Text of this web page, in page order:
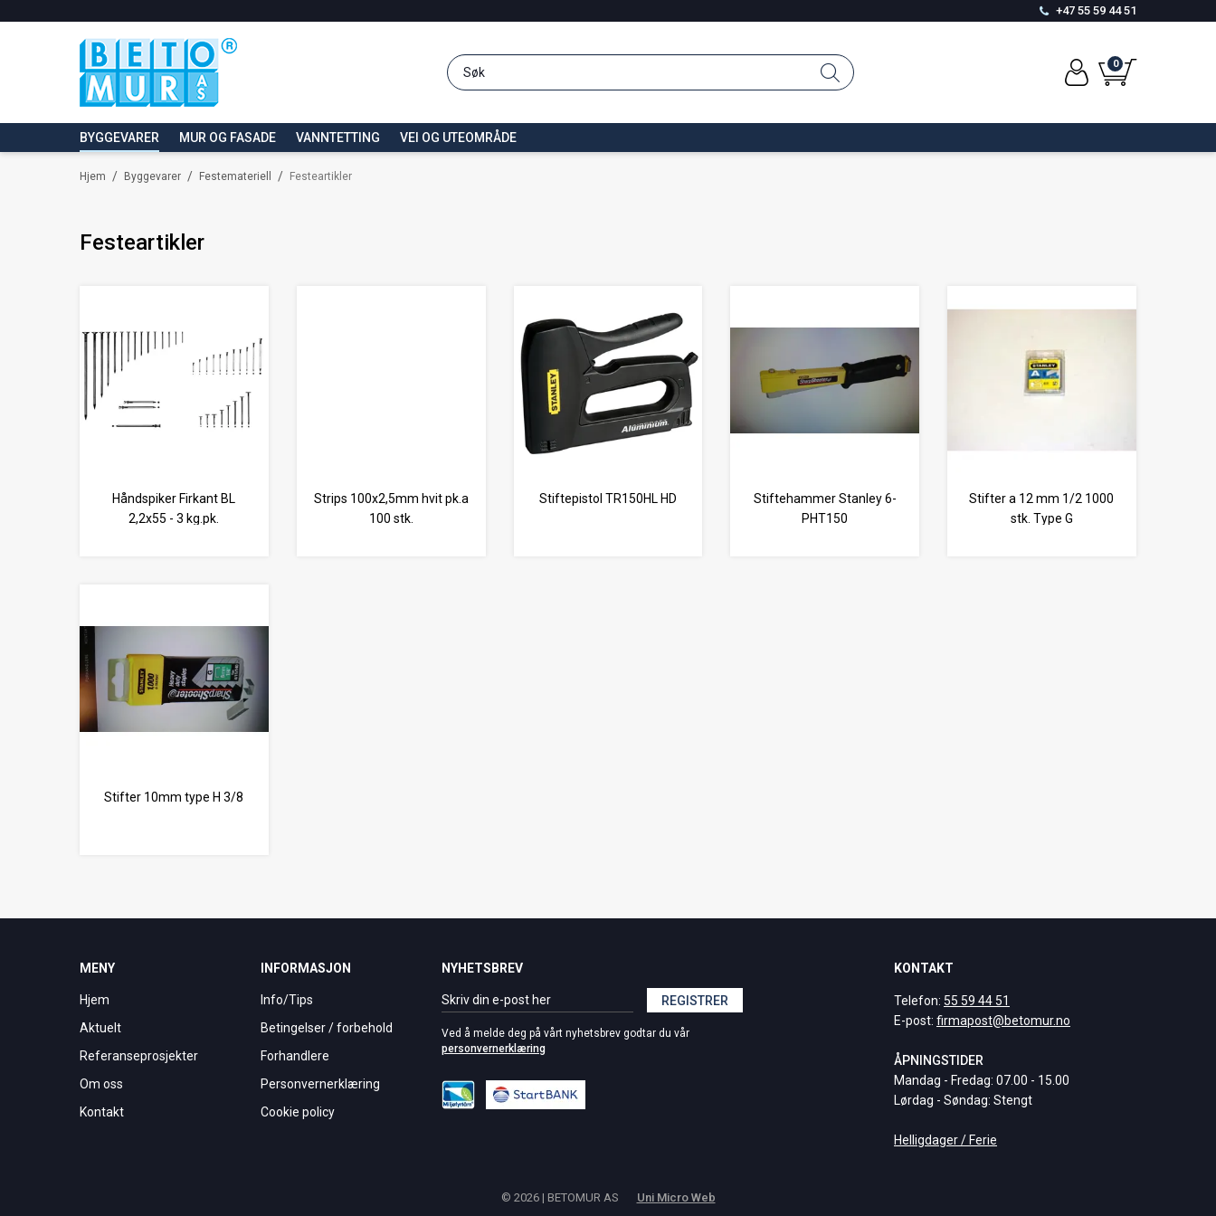
+47 55 59 44 51
0
BYGGEVARER MUR OG FASADE VANNTETTING VEI OG UTEOMRÅDE
/
Hjem /
Byggevarer /
Festemateriell Festeartikler
Festeartikler
Håndspiker Firkant BL
2,2x55 - 3 kg.pk.
Strips 100x2,5mm hvit pk.a
100 stk.
Stiftepistol TR150HL HD
Stiftehammer Stanley 6-
PHT150
Stifter a 12 mm 1/2 1000
stk. Type G
Stifter 10mm type H 3/8
MENY
Hjem
Aktuelt
Referanseprosjekter
Om oss
Kontakt
INFORMASJON
Info/Tips
Betingelser / forbehold
Forhandlere
Personvernerklæring
Cookie policy
NYHETSBREV
REGISTRER
Ved å melde deg på vårt nyhetsbrev godtar du vår
personvernerklæring
KONTAKT
Telefon: 55 59 44 51
E-post: firmapost@betomur.no
ÅPNINGSTIDER
Mandag - Fredag: 07.00 - 15.00
Lørdag - Søndag: Stengt
Helligdager / Ferie
© 2026 | BETOMUR AS Uni Micro Web